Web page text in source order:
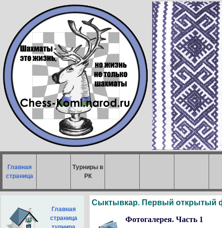
Главная
страница
Турниры в
РК
Главная
страница
Сыктывкар. Первый открытый
Фотогалерея. Часть 1